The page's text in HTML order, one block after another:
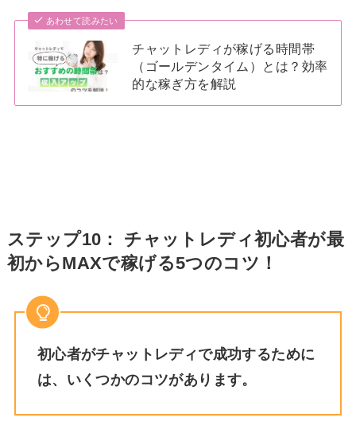
あわせて読みたい
チャットレディが稼げる時間帯
（ゴールデンタイム）とは？効率
的な稼ぎ方を解説
ステップ10： チャットレディ初心者が最
初からMAXで稼げる5つのコツ！
初心者がチャットレディで成功するために
は、いくつかのコツがあります。